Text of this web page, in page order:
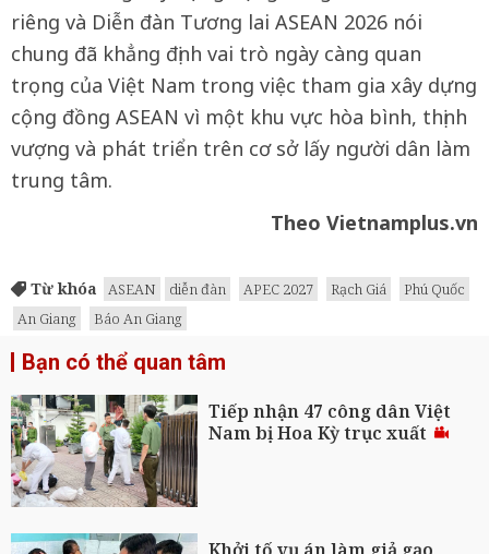
riêng và Diễn đàn Tương lai ASEAN 2026 nói
chung đã khẳng định vai trò ngày càng quan
trọng của Việt Nam trong việc tham gia xây dựng
cộng đồng ASEAN vì một khu vực hòa bình, thịnh
vượng và phát triển trên cơ sở lấy người dân làm
trung tâm.
Theo Vietnamplus.vn
Từ khóa ASEAN diễn đàn APEC 2027 Rạch Giá
Phú Quốc
An Giang
Báo An Giang
Bạn có thể quan tâm
Tiếp nhận 47 công dân Việt
Nam bị Hoa Kỳ trục xuất